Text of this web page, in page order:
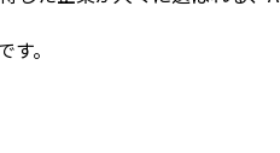
。